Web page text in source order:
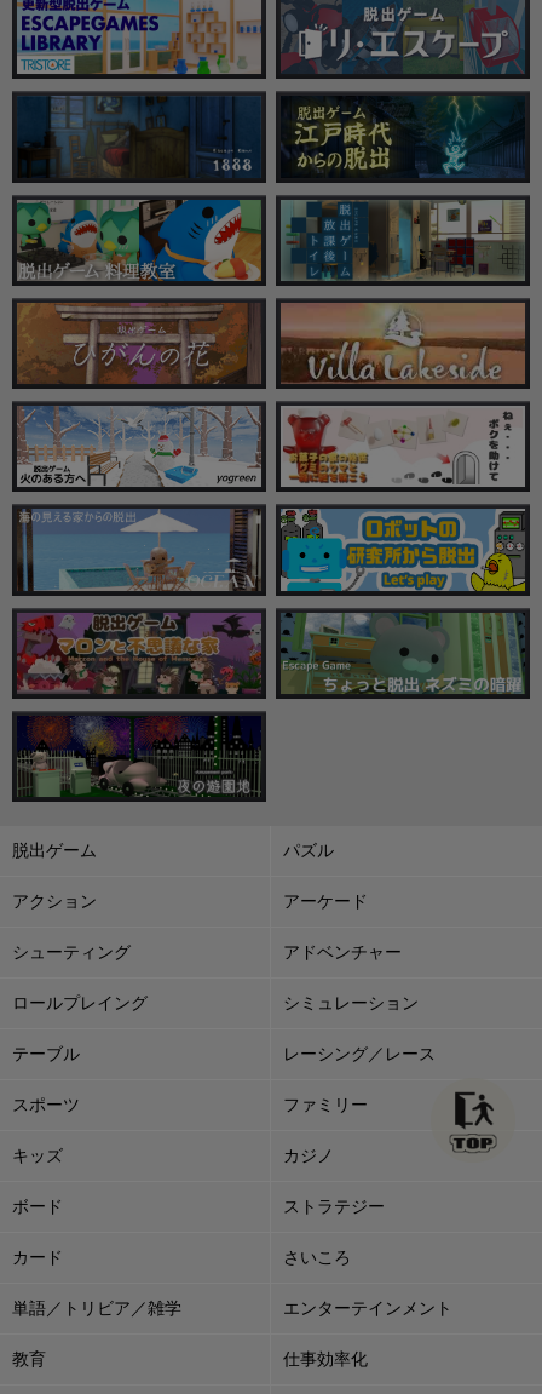
脱出ゲーム パズル
アクション アーケード
シューティング アドベンチャー
ロールプレイング シミュレーション
テーブル レーシング／レース
スポーツ ファミリー
キッズ カジノ
ボード ストラテジー
カード さいころ
単語／トリビア／雑学 エンターテインメント
教育 仕事効率化